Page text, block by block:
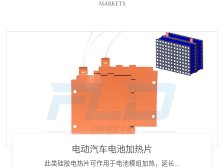
MARKETS
电动汽车电池加热片
此类硅胶电热片可作用于电池模组加热，延长...